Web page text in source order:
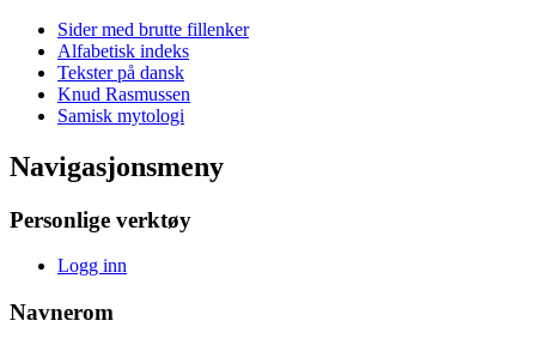
Sider med brutte fillenker
Alfabetisk indeks
Tekster på dansk
Knud Rasmussen
Samisk mytologi
Navigasjonsmeny
Personlige verktøy
Logg inn
Navnerom